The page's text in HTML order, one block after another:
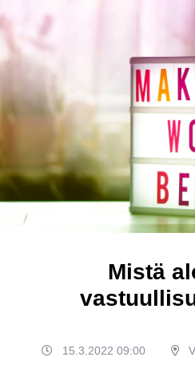
Mistä
15.3.2022 09:00